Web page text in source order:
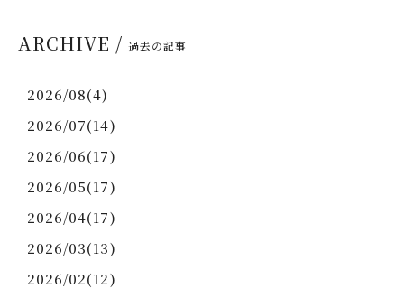
ARCHIVE / 過去の記事
2026/08(4)
2026/07(14)
2026/06(17)
2026/05(17)
2026/04(17)
2026/03(13)
2026/02(12)